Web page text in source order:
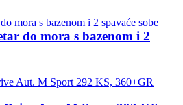
do mora s bazenom i 2